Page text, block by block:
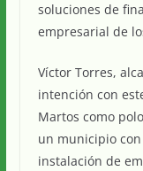
soluciones de
empresarial de
Víctor Torres,
intención con
Martos como
un municipio
instalación de